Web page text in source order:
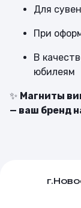
Для
При
В
юбилеям
✨ Магниты
— ваш бренд